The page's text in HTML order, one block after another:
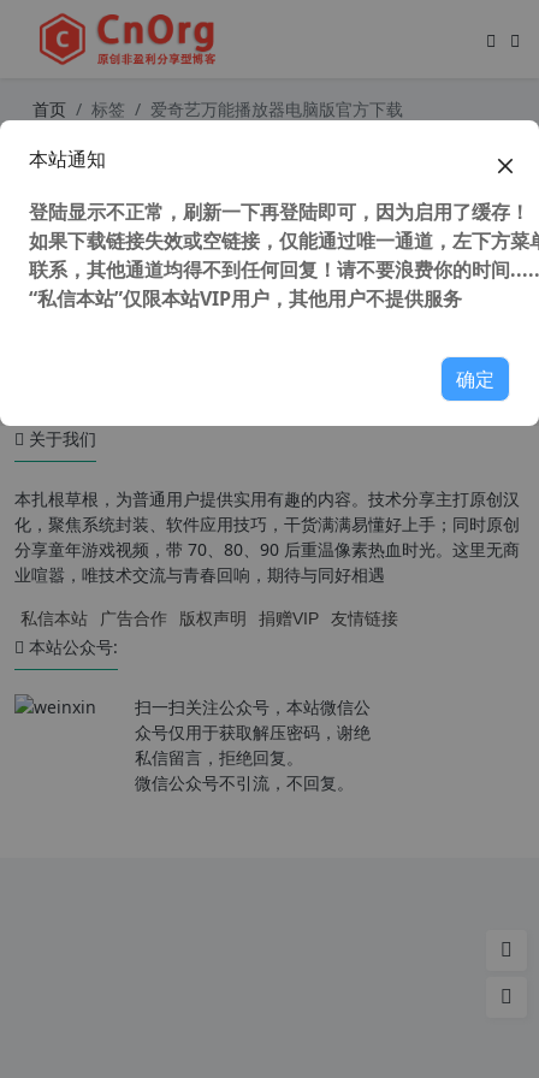
首页 标签 爱奇艺万能播放器电脑版官方下载
winxp版本
关于我们
本扎根草根，为普通用户提供实用有趣的内容。技术分享主打原创汉
化，聚焦系统封装、软件应用技巧，干货满满易懂好上手；同时原创
分享童年游戏视频，带 70、80、90 后重温像素热血时光。这里无商
业喧嚣，唯技术交流与青春回响，期待与同好相遇
私信本站 广告合作 版权声明 捐赠VIP 友情链接
本站公众号:
扫一扫关注公众号，本站微信公
众号仅用于获取解压密码，谢绝
私信留言，拒绝回复。
微信公众号不引流，不回复。
本站通知
登陆显示不正常，刷新一下再登陆即可，因为启用了缓存！
如果下载链接失效或空链接，仅能通过唯一通道，左下方菜
联系，其他通道均得不到任何回复！请不要浪费你的时间
“私信本站”仅限本站VIP用户，其他用户不提供服务
确定